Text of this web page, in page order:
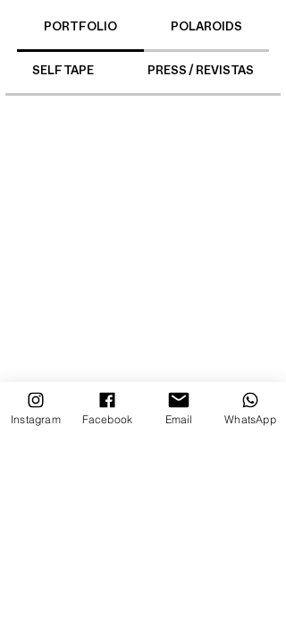
PORTFOLIO POLAROIDS
SELF TAPE PRESS / REVISTAS
Instagram Facebook Email WhatsApp